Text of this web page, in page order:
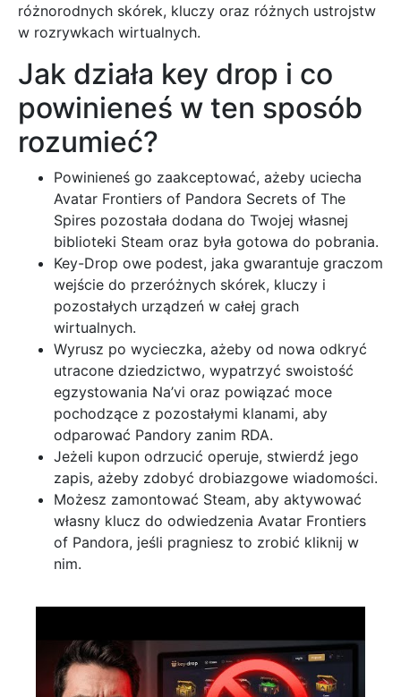
różnorodnych skórek, kluczy oraz różnych ustrojstw
w rozrywkach wirtualnych.
Jak działa key drop i co
powinieneś w ten sposób
rozumieć?
Powinieneś go zaakceptować, ażeby uciecha
Avatar Frontiers of Pandora Secrets of The
Spires pozostała dodana do Twojej własnej
biblioteki Steam oraz była gotowa do pobrania.
Key-Drop owe podest, jaka gwarantuje graczom
wejście do przeróżnych skórek, kluczy i
pozostałych urządzeń w całej grach
wirtualnych.
Wyrusz po wycieczka, ażeby od nowa odkryć
utracone dziedzictwo, wypatrzyć swoistość
egzystowania Na’vi oraz powiązać moce
pochodzące z pozostałymi klanami, aby
odparować Pandory zanim RDA.
Jeżeli kupon odrzucić operuje, stwierdź jego
zapis, ażeby zdobyć drobiazgowe wiadomości.
Możesz zamontować Steam, aby aktywować
własny klucz do odwiedzenia Avatar Frontiers
of Pandora, jeśli pragniesz to zrobić kliknij w
nim.